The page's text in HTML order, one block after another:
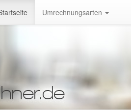
Umrechnungsarten